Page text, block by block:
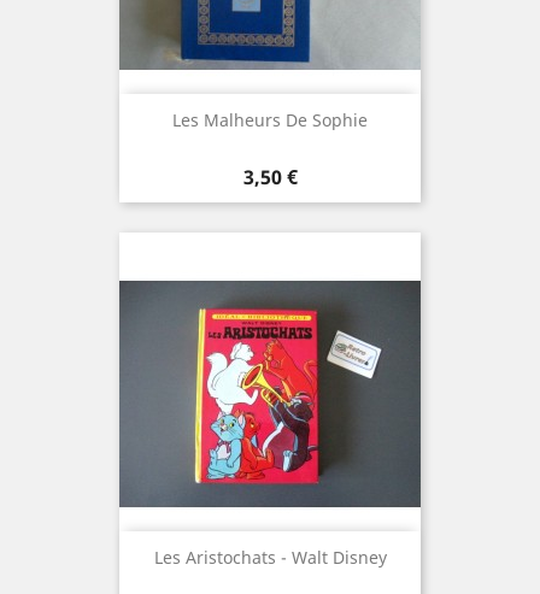
Les Malheurs De Sophie
Prix
3,50 €
Les Aristochats - Walt Disney